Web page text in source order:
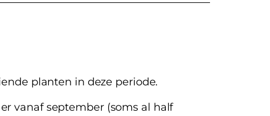
planten in deze periode.
vanaf september (soms al half